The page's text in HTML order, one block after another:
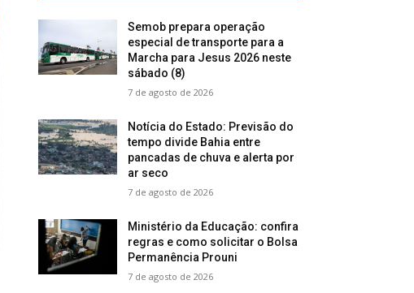
Semob prepara operação
especial de transporte para a
Marcha para Jesus 2026 neste
sábado (8)
7 de agosto de 2026
Notícia do Estado: Previsão do
tempo divide Bahia entre
pancadas de chuva e alerta por
ar seco
7 de agosto de 2026
Ministério da Educação: confira
regras e como solicitar o Bolsa
Permanência Prouni
7 de agosto de 2026